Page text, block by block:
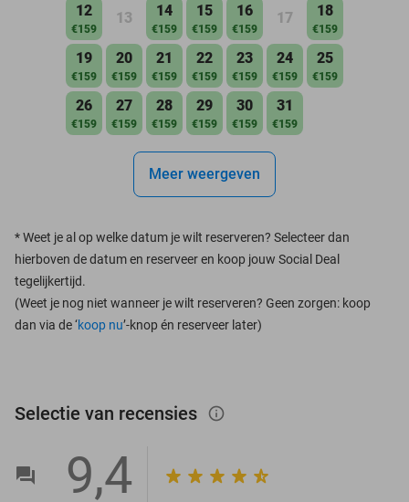
12
€159
13 14
€159
15
€159
16
€159
17 18
€159
19
€159
20
€159
21
€159
22
€159
23
€159
24
€159
25
€159
26
€159
27
€159
28
€159
29
€159
30
€159
31
€159
Meer weergeven
*Weet je al op welke datum je wilt reserveren? Selecteer dan
hierboven de datum en reserveer en koop jouw Social Deal
tegelijkertijd.
(Weet je nog niet wanneer je wilt reserveren? Geen zorgen: koop
dan via de ‘koop nu’-knop én reserveer later)
Selectie van recensies info_outlined
9,4